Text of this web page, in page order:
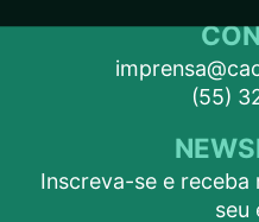
(55)
Inscreva-se e
seu